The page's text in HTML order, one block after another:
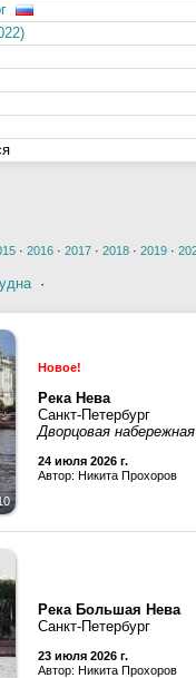
· 2016 · 2017 · 2018 · 2019 ·
·
Новое!
Река Нева
Санкт-Петербург
Дворцовая набережная
24 июля 2026 г.
Автор: Никита Прохоров
Река Большая Нева
Санкт-Петербург
23 июля 2026 г.
Автор: Никита Прохоров